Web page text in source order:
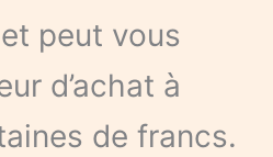
peut vous
d’achat à
de francs.